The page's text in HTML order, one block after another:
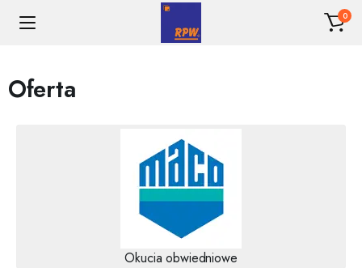
0
Oferta
Okucia obwiedniowe